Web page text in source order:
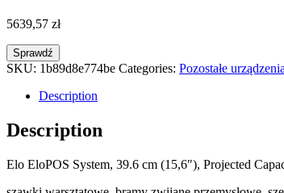
5639,57 zł
Sprawdź
SKU: 1b89d8e774be Categories: Pozostałe
Description
Description
Elo EloPOS System, 39.6 cm (15,6″), Projected